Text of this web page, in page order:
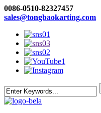
0086-0510-82327457
sales@tongbaokarting.com